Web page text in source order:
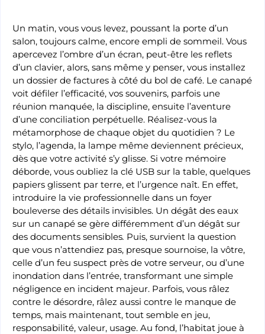
Un matin, vous vous levez, poussant la porte d’un
salon, toujours calme, encore empli de sommeil. Vous
apercevez l’ombre d’un écran, peut-être les reflets
d’un clavier, alors, sans même y penser, vous installez
un dossier de factures à côté du bol de café. Le canapé
voit défiler l’efficacité, vos souvenirs, parfois une
réunion manquée, la discipline, ensuite l’aventure
d’une conciliation perpétuelle. Réalisez-vous la
métamorphose de chaque objet du quotidien ? Le
stylo, l’agenda, la lampe même deviennent précieux,
dès que votre activité s’y glisse. Si votre mémoire
déborde, vous oubliez la clé USB sur la table, quelques
papiers glissent par terre, et l’urgence naît. En effet,
introduire la vie professionnelle dans un foyer
bouleverse des détails invisibles. Un dégât des eaux
sur un canapé se gère différemment d’un dégât sur
des documents sensibles. Puis, survient la question
que vous n’attendiez pas, presque sournoise, la vôtre,
celle d’un feu suspect près de votre serveur, ou d’une
inondation dans l’entrée, transformant une simple
négligence en incident majeur. Parfois, vous râlez
contre le désordre, râlez aussi contre le manque de
temps, mais maintenant, tout semble en jeu,
responsabilité, valeur, usage. Au fond, l’habitat joue à